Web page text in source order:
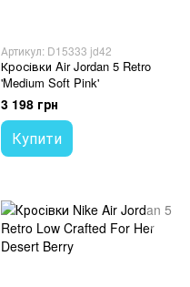
Артикул: D15333 jd42
Кросівки Air Jordan 5 Retro
'Medium Soft Pink'
3 198 грн
Купити